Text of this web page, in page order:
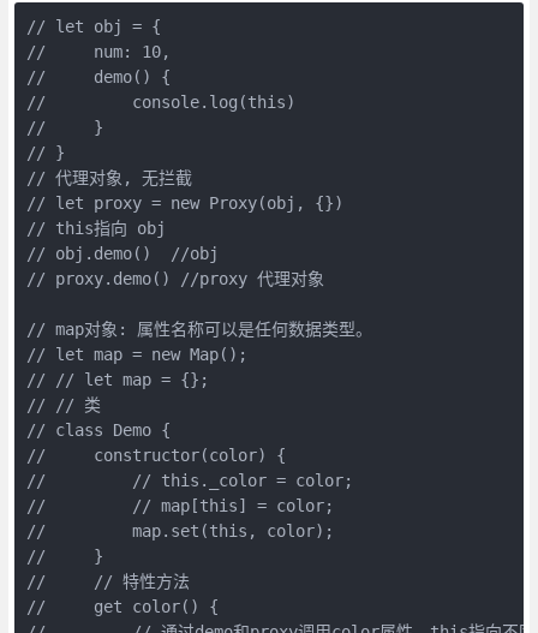
// let obj = {
//     num: 10,
//     demo() {
//         console.log(this)
//     }
// }
// 代理对象, 无拦截
// let proxy = new Proxy(obj, {})
// this指向 obj
// obj.demo()  //obj
// proxy.demo() //proxy 代理对象
// map对象: 属性名称可以是任何数据类型。
// let map = new Map();
// // let map = {};
// // 类
// class Demo {
//     constructor(color) {
//         // this._color = color;
//         // map[this] = color;
//         map.set(this, color);
//     }
//     // 特性方法
//     get color() {